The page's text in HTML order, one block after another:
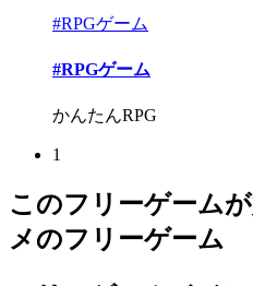
#RPGゲーム
#RPGゲーム
かんたんRPG
1
このフリーゲーム
メのフリーゲーム